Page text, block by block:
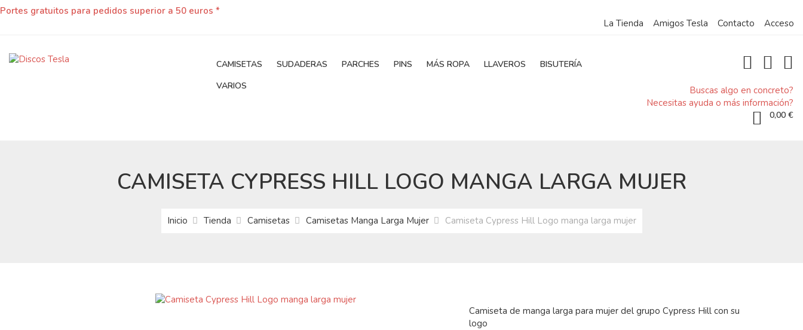
Portes gratuitos para pedidos superior a 50 euros *
La Tienda
Amigos Tesla Contacto Acceso
CAMISETAS SUDADERAS PARCHES PINS MÁS ROPA LLAVEROS
BISUTERÍA
VARIOS
Buscas algo en concreto?
Necesitas ayuda o más información?
0,00 €
CAMISETA CYPRESS HILL LOGO MANGA LARGA MUJER
Inicio Tienda Camisetas Camisetas Manga Larga Mujer Camiseta Cypress Hill Logo manga larga mujer
Camiseta de manga larga para mujer del grupo Cypress Hill con su
logo